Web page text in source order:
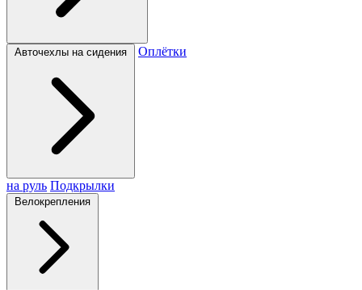
Авточехлы на сидения Оплётки
на руль Подкрылки
Велокрепления